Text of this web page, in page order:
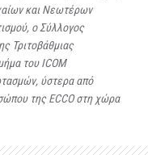
και Νεωτέρων
οΣύλλογος
Τριτοβάθμιας
του ICOM
ύστερα από
της ECCO στη χώρα